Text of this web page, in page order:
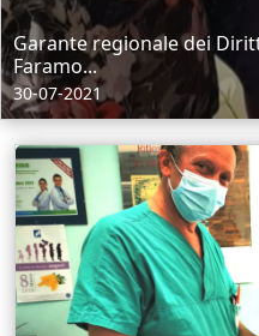
Garante regionale dei
Faramo...
30-07-2021